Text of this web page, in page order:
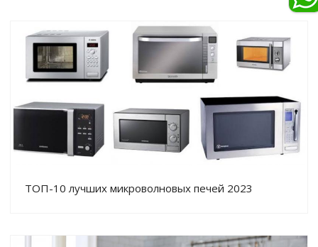
ТОП-10 лучших микроволновых печей 2023